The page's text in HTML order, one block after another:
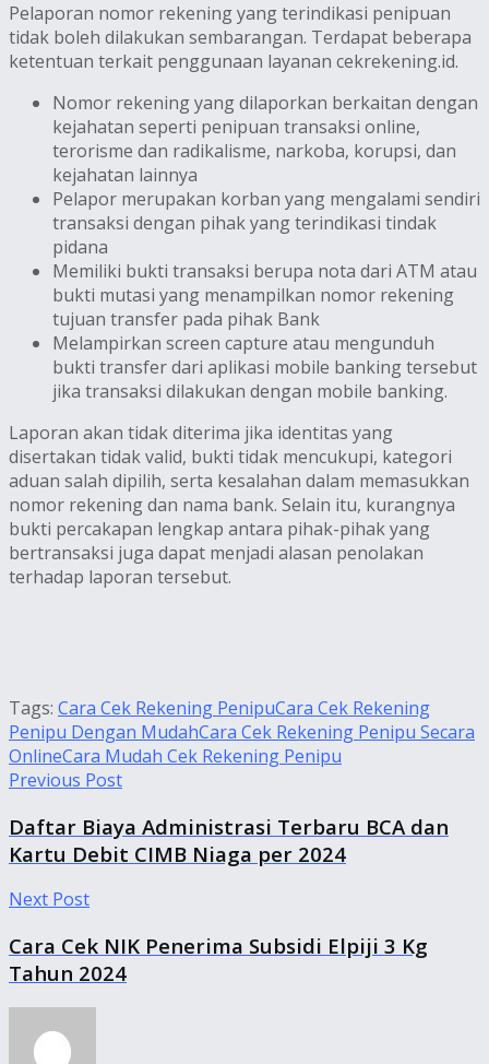
Pelaporan nomor rekening yang terindikasi penipuan
tidak boleh dilakukan sembarangan. Terdapat beberapa
ketentuan terkait penggunaan layanan cekrekening.id.
Nomor rekening yang dilaporkan berkaitan dengan
kejahatan seperti penipuan transaksi online,
terorisme dan radikalisme, narkoba, korupsi, dan
kejahatan lainnya
Pelapor merupakan korban yang mengalami sendiri
transaksi dengan pihak yang terindikasi tindak
pidana
Memiliki bukti transaksi berupa nota dari ATM atau
bukti mutasi yang menampilkan nomor rekening
tujuan transfer pada pihak Bank
Melampirkan screen capture atau mengunduh
bukti transfer dari aplikasi mobile banking tersebut
jika transaksi dilakukan dengan mobile banking.
Laporan akan tidak diterima jika identitas yang
disertakan tidak valid, bukti tidak mencukupi, kategori
aduan salah dipilih, serta kesalahan dalam memasukkan
nomor rekening dan nama bank. Selain itu, kurangnya
bukti percakapan lengkap antara pihak-pihak yang
bertransaksi juga dapat menjadi alasan penolakan
terhadap laporan tersebut.
Tags: Cara Cek Rekening PenipuCara Cek Rekening
Penipu Dengan MudahCara Cek Rekening Penipu Secara
OnlineCara Mudah Cek Rekening Penipu
Previous Post
Daftar Biaya Administrasi Terbaru BCA dan
Kartu Debit CIMB Niaga per 2024
Next Post
Cara Cek NIK Penerima Subsidi Elpiji 3 Kg
Tahun 2024